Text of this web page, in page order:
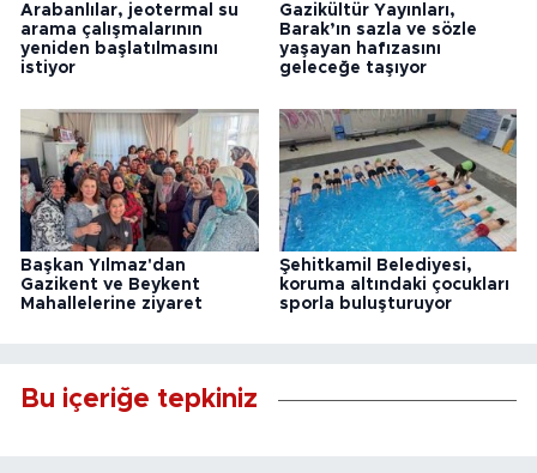
Arabanlılar, jeotermal su
arama çalışmalarının
yeniden başlatılmasını
istiyor
Gazikültür Yayınları,
Barak’ın sazla ve sözle
yaşayan hafızasını
geleceğe taşıyor
Başkan Yılmaz'dan
Gazikent ve Beykent
Mahallelerine ziyaret
Şehitkamil Belediyesi,
koruma altındaki çocukları
sporla buluşturuyor
Bu içeriğe tepkiniz